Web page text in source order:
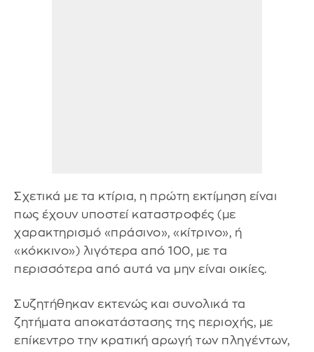
Σχετικά με τα κτίρια, η πρώτη εκτίμηση είναι
πως έχουν υποστεί καταστροφές (με
χαρακτηρισμό «πράσινο», «κίτρινο», ή
«κόκκινο») λιγότερα από 100, με τα
περισσότερα από αυτά να μην είναι οικίες.
Συζητήθηκαν εκτενώς και συνολικά τα
ζητήματα αποκατάστασης της περιοχής, με
επίκεντρο την κρατική αρωγή των πληγέντων,